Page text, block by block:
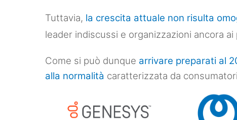
Tuttavia, la crescita attuale non risulta
leader indiscussi e organizzazioni ancora ai
Come si può dunque arrivare preparati al
alla normalità caratterizzata da